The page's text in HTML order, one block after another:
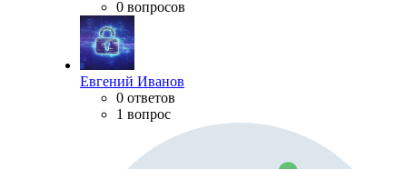
0 вопросов
Евгений Иванов
0 ответов
1 вопрос